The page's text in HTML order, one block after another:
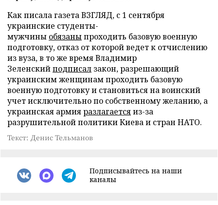
Как писала газета ВЗГЛЯД, с 1 сентября
украинские студенты-
мужчины обязаныпроходить базовую военную
подготовку, отказ от которой ведет к отчислению
из вуза, в то же время Владимир
Зеленскийподписал закон, разрешающий
украинским женщинам проходить базовую
военную подготовку и становиться на воинский
учет исключительно по собственному желанию, а
украинская армияразлагаетсяиз-за
разрушительной политики Киева и стран НАТО.
Текст: Денис Тельманов
Подписывайтесь на наши
каналы